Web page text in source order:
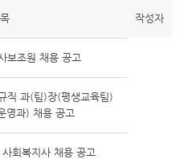
작성자
보조원 채용 공고
직 과(팀)장(평생교육팀)
영과) 채용 공고
회복지사 채용 공고